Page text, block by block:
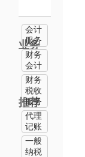
业务
推荐
会计
服务
财务
会计
财务
税收
服务
代理
记账
一般
纳税